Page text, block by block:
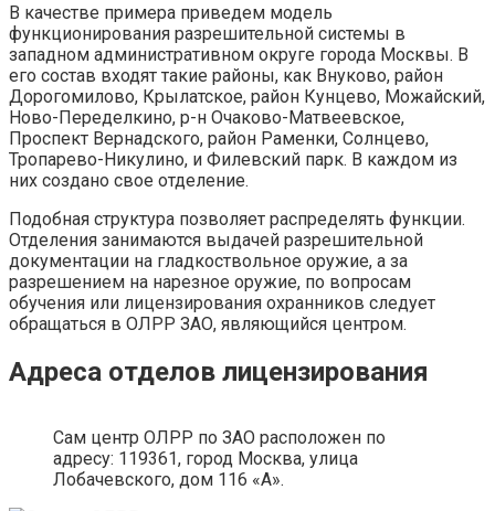
В качестве примера приведем модель
функционирования разрешительной системы в
западном административном округе города Москвы. В
его состав входят такие районы, как Внуково, район
Дорогомилово, Крылатское, район Кунцево, Можайский,
Ново-Переделкино, р-н Очаково-Матвеевское,
Проспект Вернадского, район Раменки, Солнцево,
Тропарево-Никулино, и Филевский парк. В каждом из
них создано свое отделение.
Подобная структура позволяет распределять функции.
Отделения занимаются выдачей разрешительной
документации на гладкоствольное оружие, а за
разрешением на нарезное оружие, по вопросам
обучения или лицензирования охранников следует
обращаться в ОЛРР ЗАО, являющийся центром.
Адреса отделов лицензирования
Сам центр ОЛРР по ЗАО расположен по
адресу: 119361, город Москва, улица
Лобачевского, дом 116 «А».